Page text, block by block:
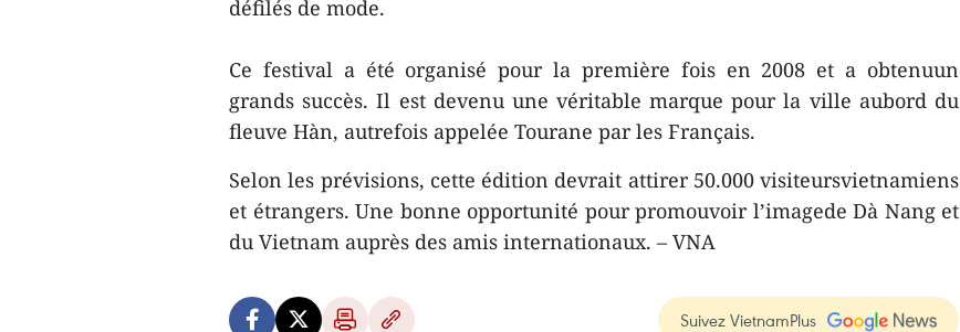
défilés de mode.
Ce festival a été organisé pour la première fois en 2008 et a obtenuun
grands succès. Il est devenu une véritable marque pour la ville aubord du
fleuve Hàn, autrefois appelée Tourane par les Français.
Selon les prévisions, cette édition devrait attirer 50.000 visiteursvietnamiens
et étrangers. Une bonne opportunité pour promouvoir l’imagede Dà Nang et
du Vietnam auprès des amis internationaux. – VNA
Suivez VietnamPlus